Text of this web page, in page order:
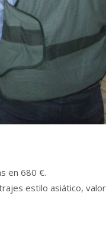
en 680 €.
estilo asiático,